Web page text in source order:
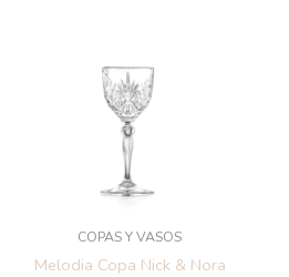
COPAS Y VASOS
Melodia Copa Nick & Nora